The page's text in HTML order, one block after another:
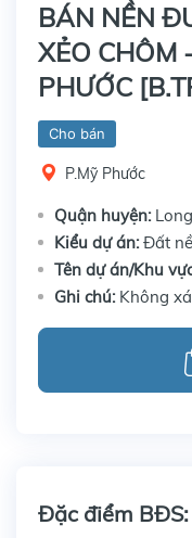
BÁN NỀN
XẺO CHÔM
PHƯỚC
Cho bán
P.Mỹ Phước
Quận huyện:
Kiểu dự án:Đất
Tên dự án/Khu
Ghi chú: Không
Đặc điểm BĐS: